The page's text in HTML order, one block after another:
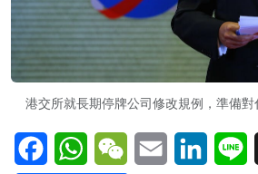
港交所就長期停牌公司修改規例，準備對
FacebookWhatsAppWeChatEmail